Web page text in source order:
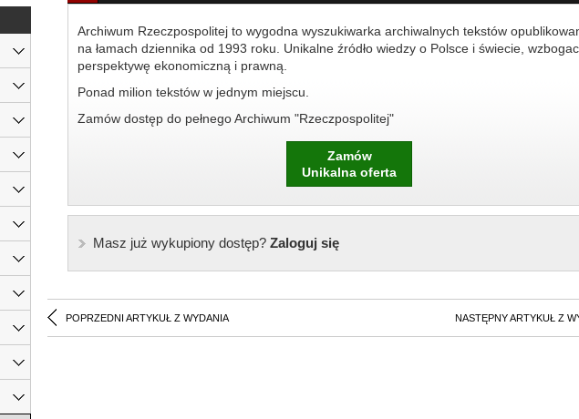
Archiwum Rzeczpospolitej to wygodna wyszukiwarka archiwalnych tekstów
na łamach dziennika od 1993 roku. Unikalne źródło wiedzy o Polsce i świecie,
perspektywę ekonomiczną i prawną.
Ponad milion tekstów w jednym miejscu.
Zamów dostęp do pełnego Archiwum "Rzeczpospolitej"
Zamów
Unikalna oferta
Masz już wykupiony dostęp?Zaloguj się
POPRZEDNI ARTYKUŁ Z WYDANIA NASTĘPNY ARTYKUŁ Z